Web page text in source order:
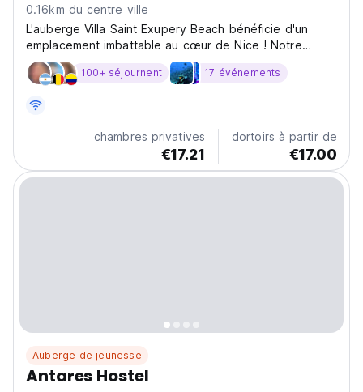
0.16km du centre ville
L'auberge Villa Saint Exupery Beach bénéficie d'un
emplacement imbattable au cœur de Nice ! Notre
auberge compte plus de 200 lits et se trouve à
quelques minutes seulement de la célèbre Promenade
pittoresque...
100+ séjournent 17 événements
chambres privatives
€17.21
dortoirs à partir de
€17.00
Auberge de jeunesse
Antares Hostel